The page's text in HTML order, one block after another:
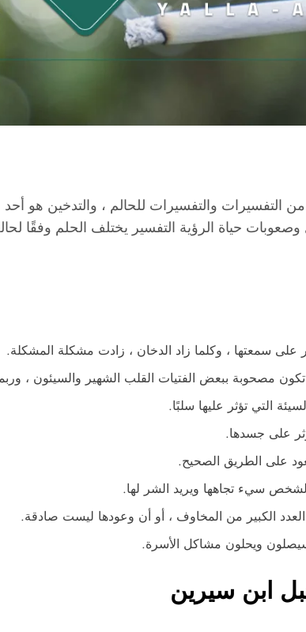
التفسيرات والتفسيرات للحالم ، والتدخين هو أحد
حياة الرؤية التفسير يختلف الحلم وفقًا
سمعتها ، وكلما زاد الدخان ، زادت مشكلة المشكلة.
مصحوبة ببعض الفتيات القلب الشهير والسيئون ،
التي تؤثر عليها سلبًا.
على جسدها.
على الطريق الصحيح.
سيء تجاهها ويريد الشر لها.
الكبير من المخاوف ، أو أن وعودها ليست صادقة.
ويحلون مشاكل الأسرة.
ابن سيرين